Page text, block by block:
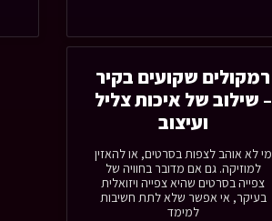
רמקולים שקועים בקיר
– שילוב של איכות צליל
ועיצוב
מי לא אוהב לצפות בסרטים, או להאזין
למוזיקה. גם אם מדובר בחוויה של
צפייה בסרטים שהיא צפייה ויזואלית
בעיקר, אי אפשר שלא לתת חשיבות
למימד